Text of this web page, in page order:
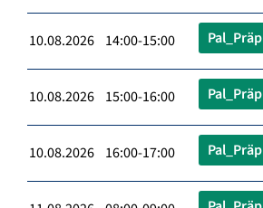
10.08.2026 14:00-15:00 Pal_Präp
10.08.2026 15:00-16:00 Pal_Präp
10.08.2026 16:00-17:00 Pal_Präp